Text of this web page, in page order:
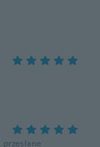
przesłane